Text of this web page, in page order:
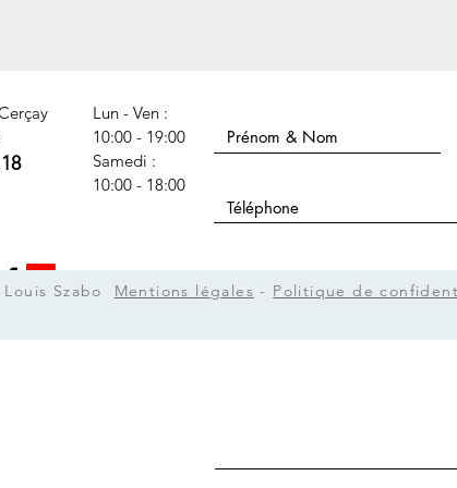
Lun - Ven :
10:00 - 19:00
​​Samedi :
10:00 - 18:00
Louis Szabo Mentions légales - Politique de